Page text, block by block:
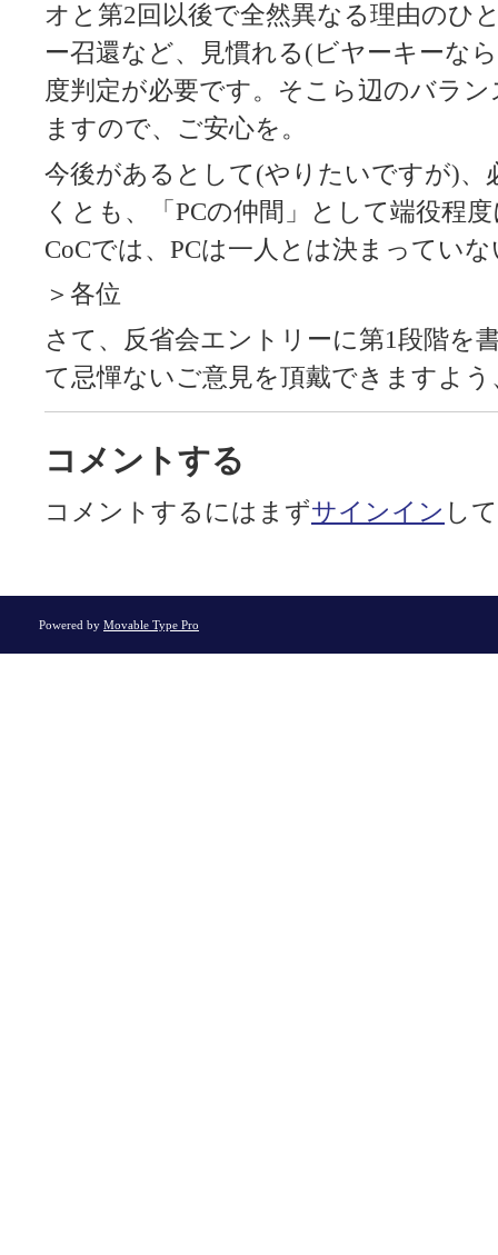
オと第2回以後で全然異なる理由のひ
ー召還など、見慣れる(ビヤーキーな
度判定が必要です。そこら辺のバラ
ますので、ご安心を。
今後があるとして(やりたいですが)、
くとも、「PCの仲間」として端役程
CoCでは、PCは一人とは決まってい
＞各位
さて、反省会エントリーに第1段階を
て忌憚ないご意見を頂戴できますよ
コメントする
コメントするにはまずサインイン し
Powered by Movable Type Pro